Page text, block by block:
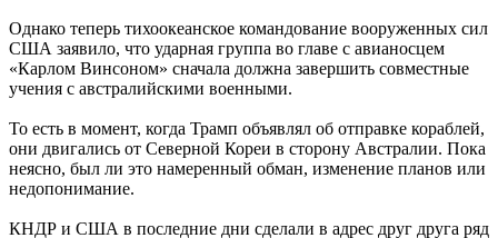
Однако теперь тихоокеанское командование вооруженных сил
США заявило, что ударная группа во главе с авианосцем
«Карлом Винсоном» сначала должна завершить совместные
учения с австралийскими военными.
То есть в момент, когда Трамп объявлял об отправке кораблей,
они двигались от Северной Кореи в сторону Австралии. Пока
неясно, был ли это намеренный обман, изменение планов или
недопонимание.
КНДР и США в последние дни сделали в адрес друг друга ряд